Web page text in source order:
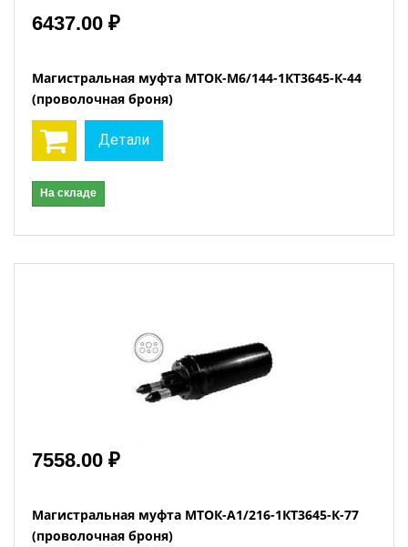
6437.00 ₽
Магистральная муфта МТОК-М6/144-1КТ3645-К-44
(проволочная броня)
Детали
На складе
7558.00 ₽
Магистральная муфта МТОК-А1/216-1КТ3645-К-77
(проволочная броня)